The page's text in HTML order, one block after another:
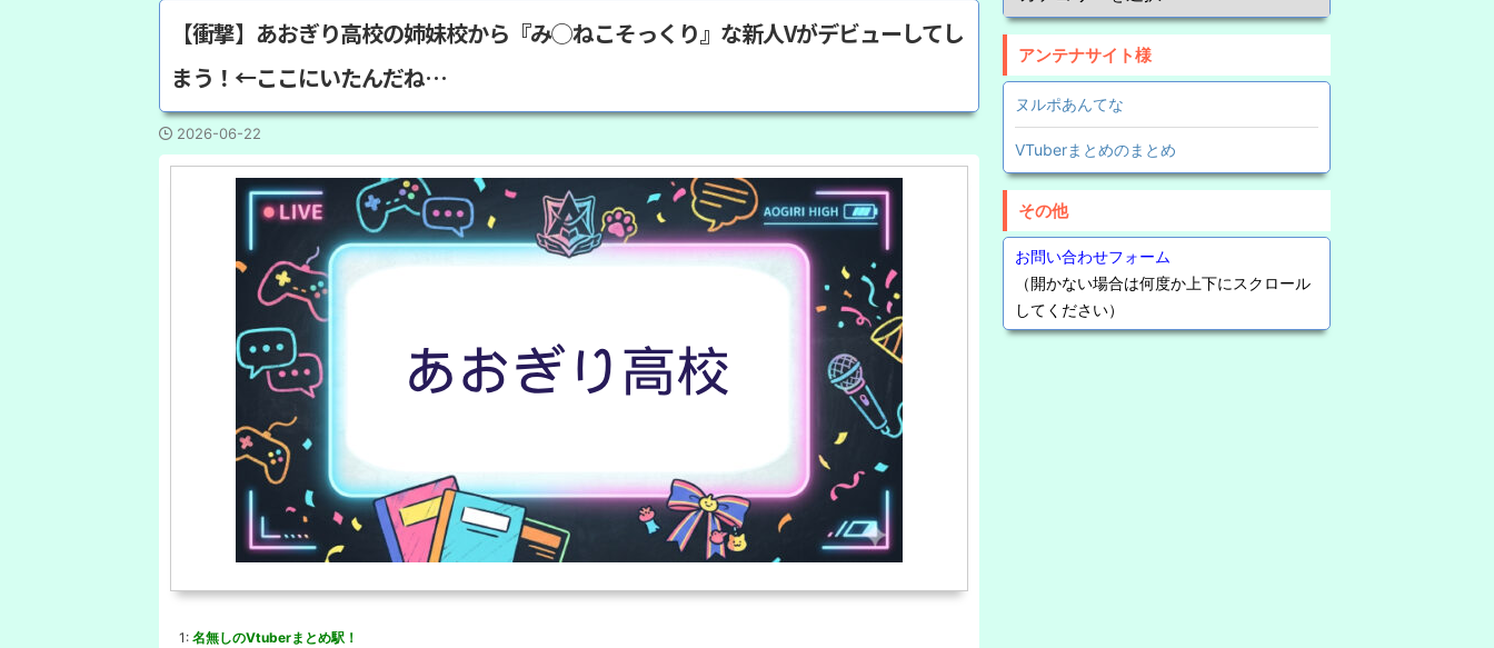
【衝撃】あおぎり高校の姉妹校から『み◯ねこそっくり』な新人Vがデビューしてし
まう！←ここにいたんだね…
2026-06-22
1: 名無しのVtuberまとめ駅！
アンテナサイト様
ヌルポあんてな
VTuberまとめのまとめ
その他
お問い合わせフォーム
（開かない場合は何度か上下にスクロール
してください）